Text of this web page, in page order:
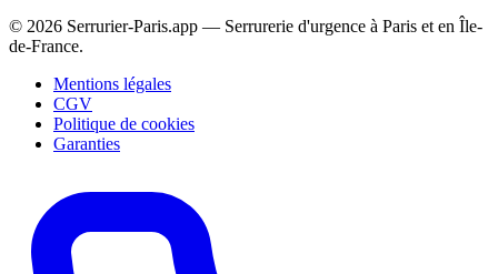
© 2026 Serrurier-Paris.app — Serrurerie d'urgence à Paris et en Île-
de-France.
Mentions légales
CGV
Politique de cookies
Garanties